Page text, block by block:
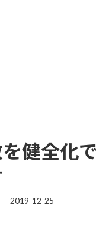
健全化
最
2019-12-25